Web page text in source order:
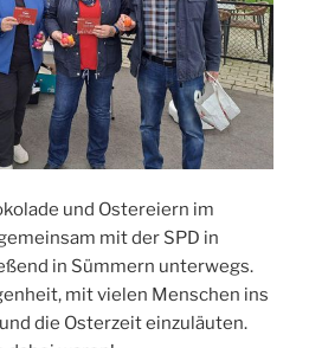
und Ostereiern im
mit der SPD in
in Sümmern unterwegs.
mit vielen Menschen ins
die Osterzeit einzuläuten.